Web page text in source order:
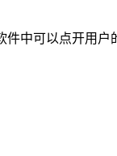
中可以点开用